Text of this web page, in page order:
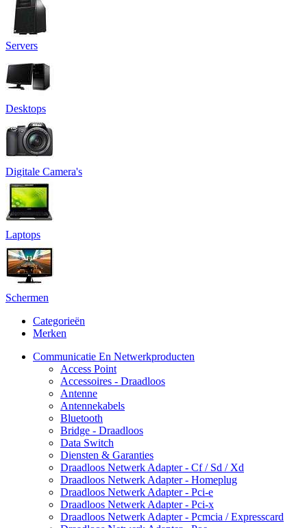
Servers
Desktops
Digitale Camera's
Laptops
Schermen
Categorieën
Merken
Communicatie En Netwerkproducten
Access Point
Accessoires - Draadloos
Antenne
Antennekabels
Bluetooth
Bridge - Draadloos
Data Switch
Diensten & Garanties
Draadloos Netwerk Adapter - Cf / Sd / Xd
Draadloos Netwerk Adapter - Homeplug
Draadloos Netwerk Adapter - Pci-e
Draadloos Netwerk Adapter - Pci-x
Draadloos Netwerk Adapter - Pcmcia / Expresscard